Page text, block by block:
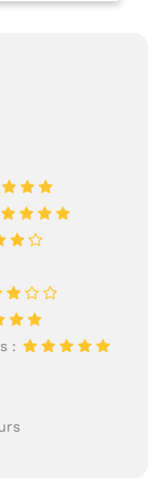
de perles,
qui
tambour
de suivi,
perles
et une
sonore
intégrée (2
la motricité
l’éveil
et
saine
ce trotteur
: